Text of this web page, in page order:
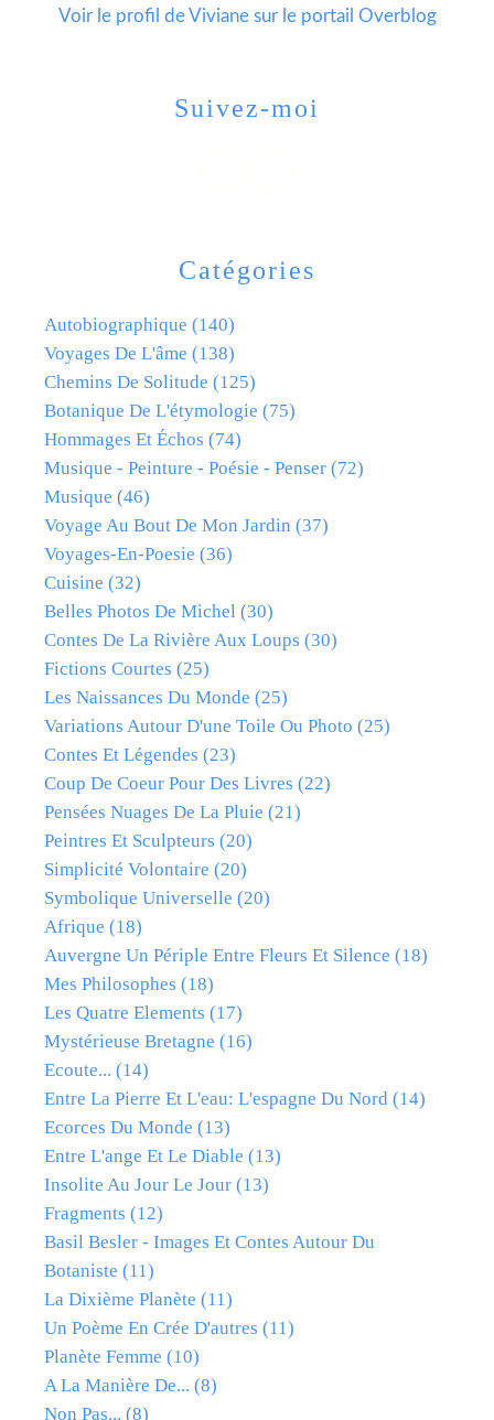
Catégories
Autobiographique (140)
Voyages De L'âme (138)
Chemins De Solitude (125)
Botanique De L'étymologie (75)
Hommages Et Échos (74)
Musique - Peinture - Poésie - Penser (72)
Musique (46)
Voyage Au Bout De Mon Jardin (37)
Voyages-En-Poesie (36)
Cuisine (32)
Belles Photos De Michel (30)
Contes De La Rivière Aux Loups (30)
Fictions Courtes (25)
Les Naissances Du Monde (25)
Variations Autour D'une Toile Ou Photo (25)
Contes Et Légendes (23)
Coup De Coeur Pour Des Livres (22)
Pensées Nuages De La Pluie (21)
Peintres Et Sculpteurs (20)
Simplicité Volontaire (20)
Symbolique Universelle (20)
Afrique (18)
Auvergne Un Périple Entre Fleurs Et Silence (18)
Mes Philosophes (18)
Les Quatre Elements (17)
Mystérieuse Bretagne (16)
Ecoute... (14)
Entre La Pierre Et L'eau: L'espagne Du Nord (14)
Ecorces Du Monde (13)
Entre L'ange Et Le Diable (13)
Insolite Au Jour Le Jour (13)
Fragments (12)
Basil Besler - Images Et Contes Autour Du
Botaniste (11)
La Dixième Planète (11)
Un Poème En Crée D'autres (11)
Planète Femme (10)
A La Manière De... (8)
Non Pas... (8)
Voir le profil deVivianesur le portail Overblog
Suivez-moi